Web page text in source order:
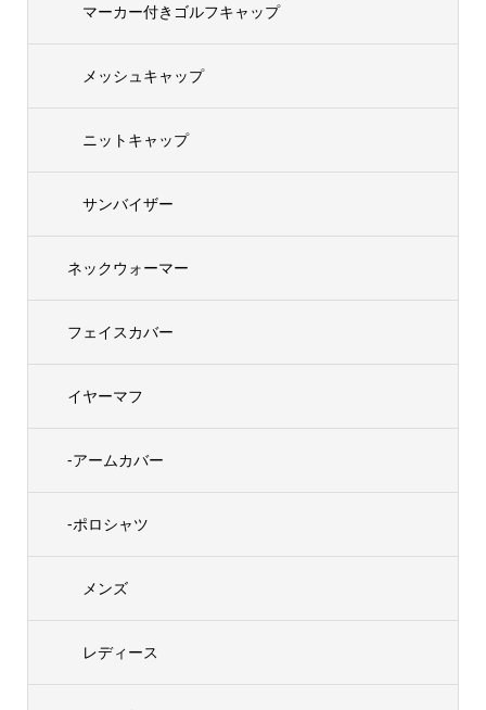
マーカー付きゴルフキャップ
メッシュキャップ
ニットキャップ
サンバイザー
ネックウォーマー
フェイスカバー
イヤーマフ
-アームカバー
-ポロシャツ
メンズ
レディース